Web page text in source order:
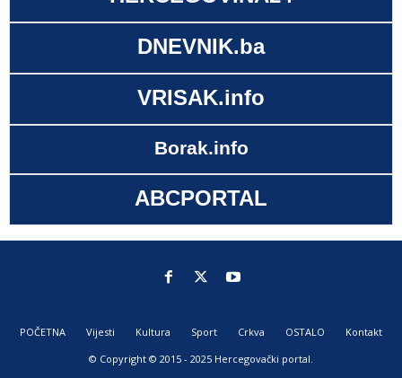
DNEVNIK.ba
VRISAK.info
Borak.info
ABCPORTAL
POČETNA Vijesti Kultura Sport Crkva OSTALO
Kontakt
© Copyright © 2015 - 2025 Hercegovački portal.